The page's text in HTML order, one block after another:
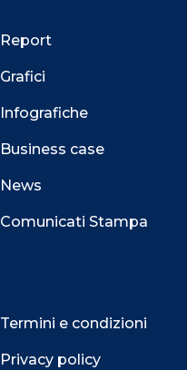
Report
Grafici
Infografiche
Business case
News
Comunicati Stampa
Termini e condizioni
Privacy policy